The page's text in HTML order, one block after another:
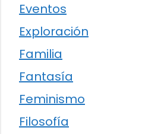
Eventos
Exploración
Familia
Fantasía
Feminismo
Filosofía